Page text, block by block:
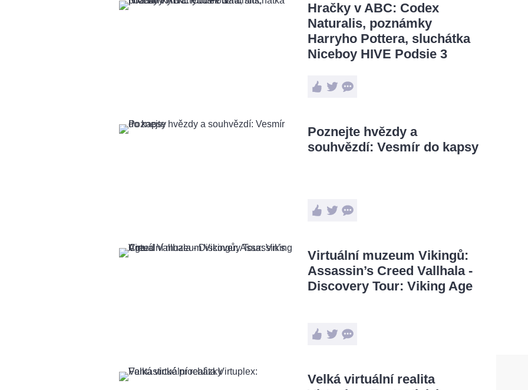
Hračky v ABC: Codex
Naturalis, poznámky
Harryho Pottera, sluchátka
Niceboy HIVE Podsie 3
Poznejte hvězdy a
souhvězdí: Vesmír do kapsy
Virtuální muzeum Vikingů:
Assassin’s Creed Vallhala -
Discovery Tour: Viking Age
Velká virtuální realita